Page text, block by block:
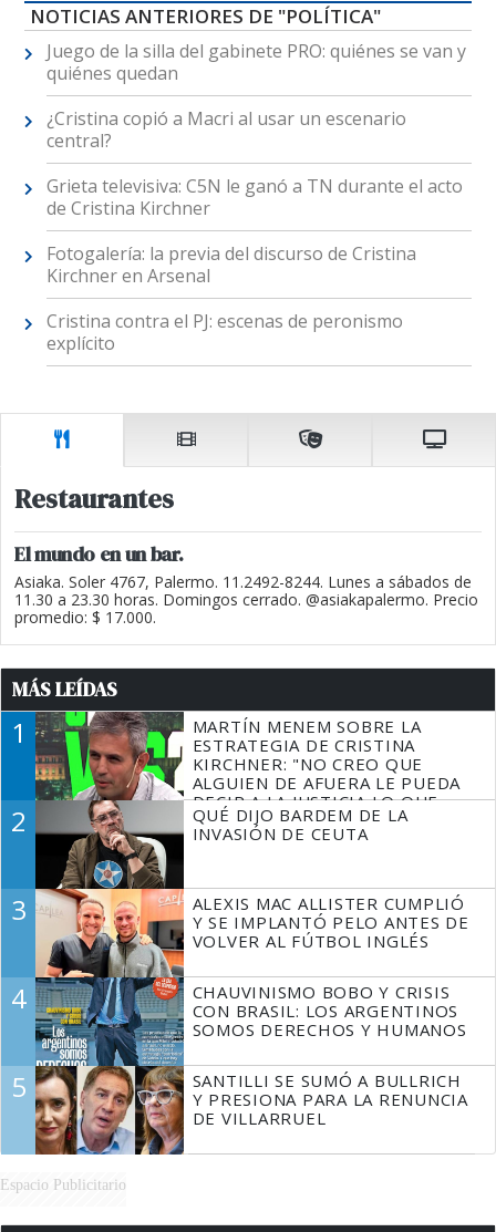
NOTICIAS ANTERIORES DE "POLÍTICA"
Juego de la silla del gabinete PRO: quiénes se van y
quiénes quedan
¿Cristina copió a Macri al usar un escenario
central?
Grieta televisiva: C5N le ganó a TN durante el acto
de Cristina Kirchner
Fotogalería: la previa del discurso de Cristina
Kirchner en Arsenal
Cristina contra el PJ: escenas de peronismo
explícito
Restaurantes
El mundo en un bar.
Asiaka. Soler 4767, Palermo. 11.2492-8244. Lunes a sábados de
11.30 a 23.30 horas. Domingos cerrado. @asiakapalermo. Precio
promedio: $ 17.000.
MÁS LEÍDAS
1
MARTÍN MENEM SOBRE LA
ESTRATEGIA DE CRISTINA
KIRCHNER: "NO CREO QUE
ALGUIEN DE AFUERA LE PUEDA
DECIR A LA JUSTICIA LO QUE
TIENE QUE HACER"
2
QUÉ DIJO BARDEM DE LA
INVASIÓN DE CEUTA
3
ALEXIS MAC ALLISTER CUMPLIÓ
Y SE IMPLANTÓ PELO ANTES DE
VOLVER AL FÚTBOL INGLÉS
4
CHAUVINISMO BOBO Y CRISIS
CON BRASIL: LOS ARGENTINOS
SOMOS DERECHOS Y HUMANOS
5
SANTILLI SE SUMÓ A BULLRICH
Y PRESIONA PARA LA RENUNCIA
DE VILLARRUEL
Espacio Publicitario